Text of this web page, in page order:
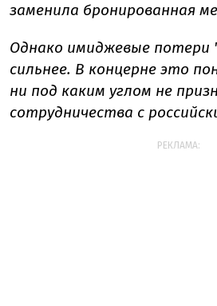
заменила бронированная
Однако имиджевые потери
сильнее. В концерне это
ни под каким углом не
сотрудничества с
РЕКЛАМА: